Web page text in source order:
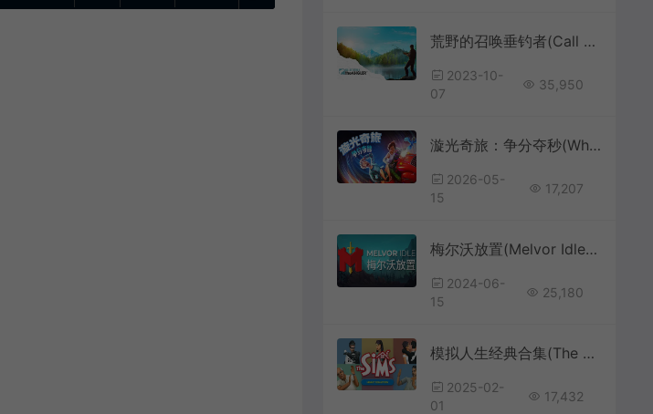
荒野的召唤垂钓者(Call of the Wild: The Angler)简中|PC|SIM|开放世界钓鱼模拟游戏
2023-10-
07
35,950
漩光奇旅：争分夺秒(Whirlight No Time To Trip)点击冒险游戏
2026-05-
15
17,207
梅尔沃放置(Melvor Idle)简中|PC|AVG|放置类增量冒险游戏
2024-06-
15
25,180
模拟人生经典合集(The Sims：Legacy Collection)经典人生模拟游戏|下载
2025-02-
01
17,432